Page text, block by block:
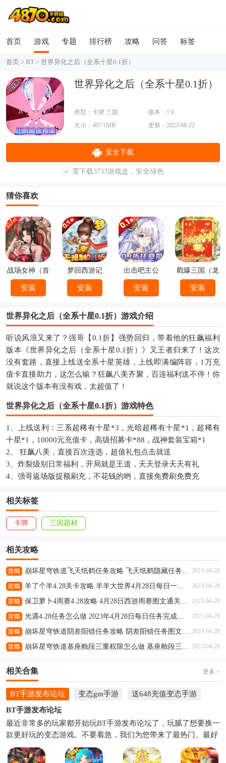
首页 游戏 专题 排行榜 攻略 问答 标签
首页 > BT > 世界异化之后（全系十星0.1折）
世界异化之后（全系十星0.1折）
类型：卡牌 三国
版本：1.0
大小：407.1MB
更新：2023-08-22
安全下载
需下载3733游戏盒，安全绿色
猜你喜欢
战场女神（首
续0.1折）
安装
梦回西游记
（0.1折）
安装
出击吧主公
（0.1折）
安装
戳爆三国（龙
婿叫你0.1折）
安装
世界异化之后（全系十星0.1折）游戏介绍
听说风浪又来了？强哥【0.1折】强势回归，带着他的狂飙福利
版本《世界异化之后（全系十星0.1折）》又王者归来了！这次
没有套路，直接上线送全系十星英雄，上线即满编阵容，1万充
值卡直接助力，这怎么输？狂飙八美齐聚，百连福利送不停！你
就说这个版本有没有戏，太超值了！
世界异化之后（全系十星0.1折）游戏特色
1、上线送利：三系超稀有十星*3，光暗超稀有十星*1，超稀有
十星*1，10000元充值卡，高级招募卡*88，战神套装宝箱*1
2、 狂飙八美，直接百次连选，超值礼包点击就送
3、炸裂级别日常福利，开局就是王道，天天登录天天有礼
4、强哥返场版提额刷充，不花钱的哟，直接免费刷免费充
相关标签
卡牌 三国题材
相关攻略
攻略 2023-04-28
攻略 2023-04-28
攻略 2023-04-28
攻略 2023-04-28
攻略 2023-04-28
攻略 2023-04-28
相关合集 更多 >
BT手游发布论坛 变态gm手游
送648充值变态手游
BT手游发布论坛
最近非常多的玩家都开始玩BT手游发布论坛了，玩腻了想要换一
款更好玩的变态游戏。不要着急，我们为您带来了最热门、最好
玩的变态件套免费下载，并且实时更新，为您带来最好的游戏体
验。下面就和小编一起来看看吧，总有一款BT手游发布论坛是你